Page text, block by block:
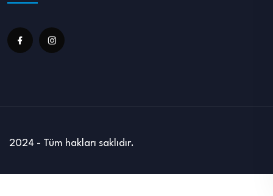
2024 - Tüm hakları saklıdır.